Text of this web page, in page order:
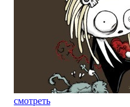
смотреть